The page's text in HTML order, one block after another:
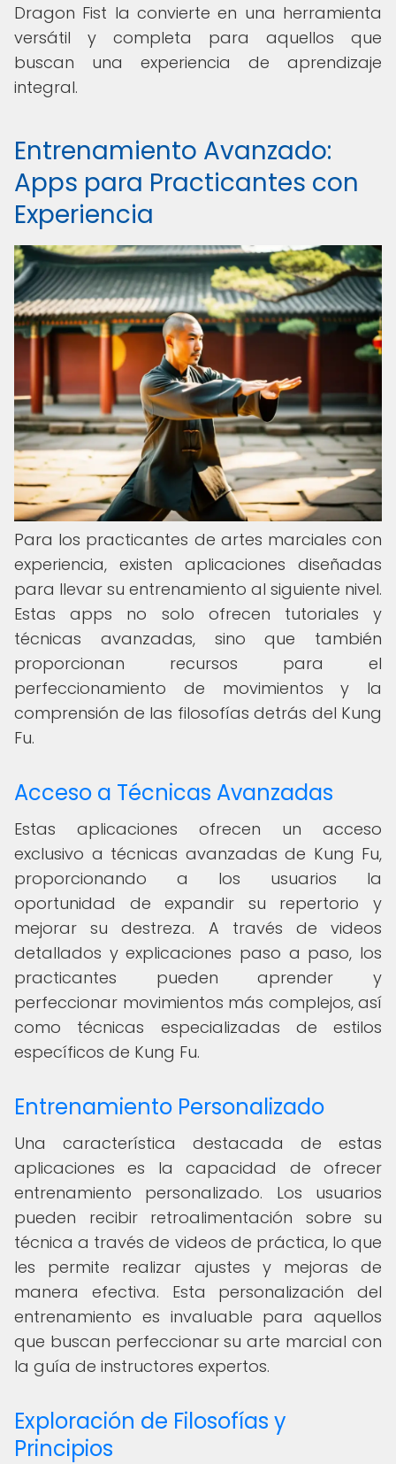
Dragon Fist la convierte en una herramienta
versátil y completa para aquellos que
buscan una experiencia de aprendizaje
integral.
Entrenamiento Avanzado:
Apps para Practicantes con
Experiencia
Para los practicantes de artes marciales con
experiencia, existen aplicaciones diseñadas
para llevar su entrenamiento al siguiente nivel.
Estas apps no solo ofrecen tutoriales y
técnicas avanzadas, sino que también
proporcionan recursos para el
perfeccionamiento de movimientos y la
comprensión de las filosofías detrás del Kung
Fu.
Acceso a Técnicas Avanzadas
Estas aplicaciones ofrecen un acceso
exclusivo a técnicas avanzadas de Kung Fu,
proporcionando a los usuarios la
oportunidad de expandir su repertorio y
mejorar su destreza. A través de videos
detallados y explicaciones paso a paso, los
practicantes pueden aprender y
perfeccionar movimientos más complejos, así
como técnicas especializadas de estilos
específicos de Kung Fu.
Entrenamiento Personalizado
Una característica destacada de estas
aplicaciones es la capacidad de ofrecer
entrenamiento personalizado. Los usuarios
pueden recibir retroalimentación sobre su
técnica a través de videos de práctica, lo que
les permite realizar ajustes y mejoras de
manera efectiva. Esta personalización del
entrenamiento es invaluable para aquellos
que buscan perfeccionar su arte marcial con
la guía de instructores expertos.
Exploración de Filosofías y
Principios